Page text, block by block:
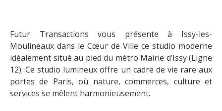
Futur Transactions vous présente à Issy-les-
Moulineaux dans le Cœur de Ville ce studio moderne
idéalement situé au pied du métro Mairie d’Issy (Ligne
12). Ce studio lumineux offre un cadre de vie rare aux
portes de Paris, où nature, commerces, culture et
services se mêlent harmonieusement.